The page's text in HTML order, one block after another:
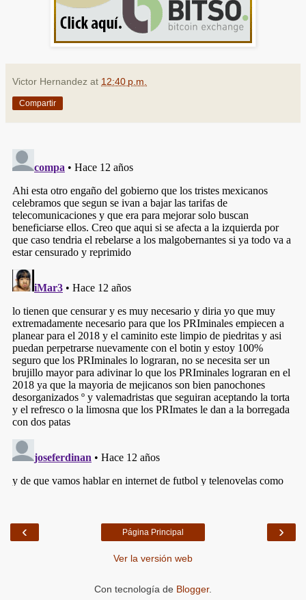
Victor Hernandez at 12:40 p.m.
Compartir
‹ ›
Página Principal
Ver la versión web
Con tecnología de Blogger.